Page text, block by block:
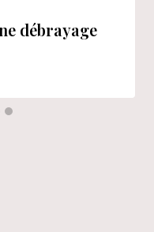
débrayage